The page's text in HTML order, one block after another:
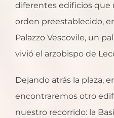
diferentes edificios que
orden preestablecido,
Palazzo Vescovile, un
vivió el arzobispo de
Dejando atrás la plaza,
encontraremos otro
nuestro recorrido: la